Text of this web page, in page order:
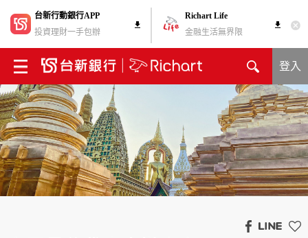
台新行動銀行APP
投資理財一手包辦
Richart Life
金融生活無界限
登入